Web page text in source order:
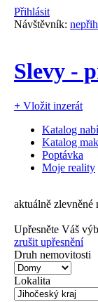
Přihlásit
Návštěvník:
Slevy -
+ Vložit inzerát
Katalog
Katalog
Poptávka
Moje reality
aktuálně
Upřesněte Váš
zrušit upřesnění
Druh nemovitosti
Lokalita